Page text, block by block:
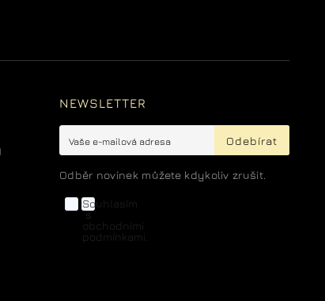
NEWSLETTER
Odebírat
Odběr novinek můžete kdykoliv zrušit.
Souhlasím
s
obchodními
podmínkami.